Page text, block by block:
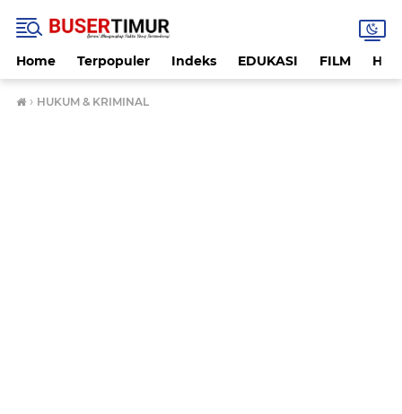
Home Terpopuler Indeks EDUKASI FILM
› HUKUM & KRIMINAL